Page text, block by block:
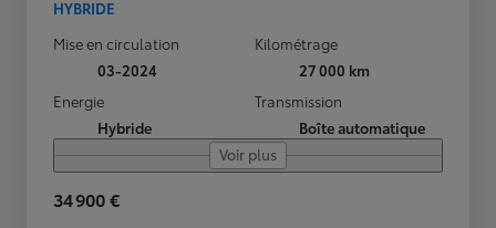
HYBRIDE
Mise en circulation
03-2024
Kilométrage
27 000 km
Energie
Hybride
Transmission
Boîte automatique
Voir plus
34 900 €